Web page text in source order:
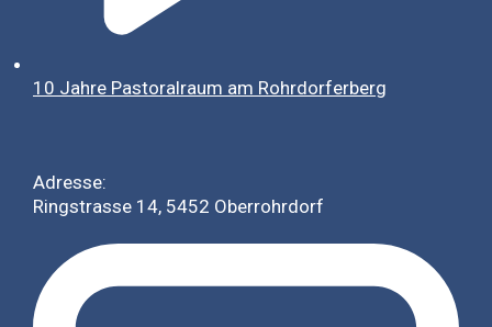
10 Jahre Pastoralraum am Rohrdorferberg
Adresse:
Ringstrasse 14, 5452 Oberrohrdorf